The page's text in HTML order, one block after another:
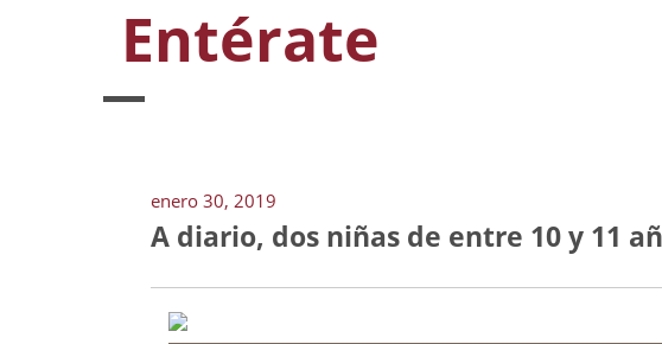
Entérate
enero 30, 2019
A diario, dos niñas de entre 10 y 11